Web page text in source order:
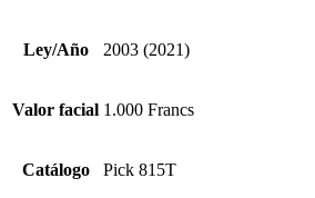
Ley/Año 2003 (2021)
Valor facial 1.000 Francs
Catálogo Pick 815T